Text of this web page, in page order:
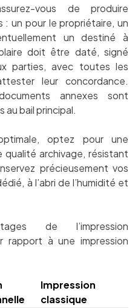
vous de produire
: un pour le propriétaire, un
un destiné à
doit être daté, signé
parties, avec toutes les
leur concordance.
annexes sont
au bail principal.
optez pour une
qualité archivage, résistant
précieusement vos
à l’abri de l’humidité et
de l’impression
rapport à une impression
Impression
classique